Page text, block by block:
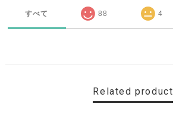
すべて 88 4
Related product